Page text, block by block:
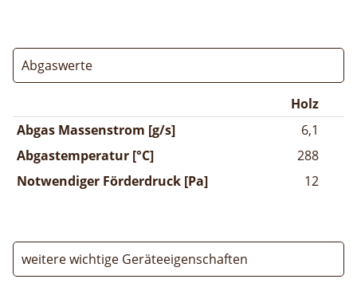
Abgaswerte
Holz
Abgas Massenstrom [g/s]
6,1
Abgastemperatur [°C]
288
Notwendiger Förderdruck [Pa]
12
weitere wichtige Geräteeigenschaften